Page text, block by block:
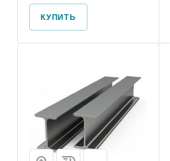
КУПИТЬ